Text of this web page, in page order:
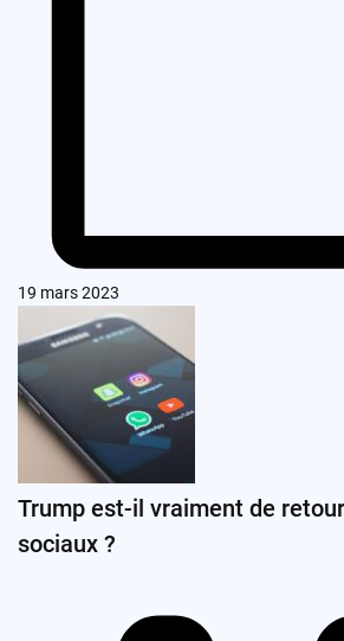
19 mars 2023
Trump est-il vraiment de
sociaux ?